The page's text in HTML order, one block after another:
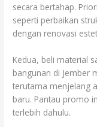
secara bertahap.
seperti perbaikan
dengan renovasi
Kedua, beli material
bangunan di Jember
terutama menjelang
baru. Pantau promo
terlebih dahulu.